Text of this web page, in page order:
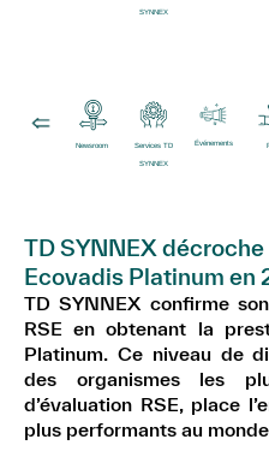
SYNNEX
Newsroom Services TD
SYNNEX
Événements
TD SYNNEX
Ecovadis Platinum en
TD SYNNEX confirme
RSE en obtenant la
Platinum. Ce niveau de
des organismes les
d’évaluation RSE, place
plus performants au